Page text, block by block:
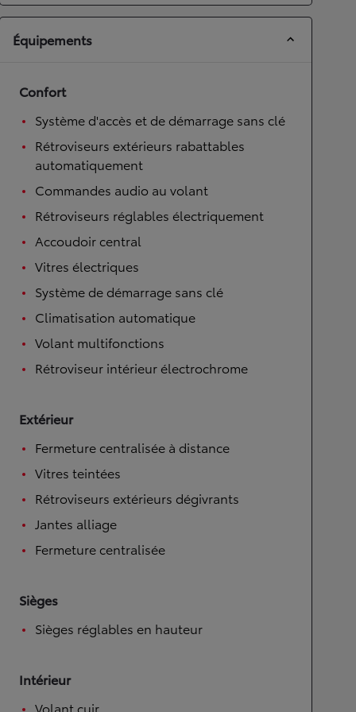
Équipements
Confort
Système d'accès et de démarrage sans clé
Rétroviseurs extérieurs rabattables
automatiquement
Commandes audio au volant
Rétroviseurs réglables électriquement
Accoudoir central
Vitres électriques
Système de démarrage sans clé
Climatisation automatique
Volant multifonctions
Rétroviseur intérieur électrochrome
Extérieur
Fermeture centralisée à distance
Vitres teintées
Rétroviseurs extérieurs dégivrants
Jantes alliage
Fermeture centralisée
Sièges
Sièges réglables en hauteur
Intérieur
Volant cuir